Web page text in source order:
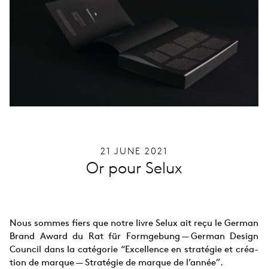
Or pour Selux
21 JUNE 2021
Nous sommes fiers que notre livre Selux ait reçu le German
Brand Award du Rat für Form­ge­bung — German Design
Coun­cil dans la caté­go­rie ​“Excel­lence en stra­té­gie et créa­
tion de marque — Stra­té­gie de marque de l’année”.